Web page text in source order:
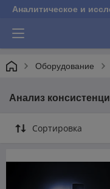
Аналитическое и
Оборудование
Анализ
Сортировка